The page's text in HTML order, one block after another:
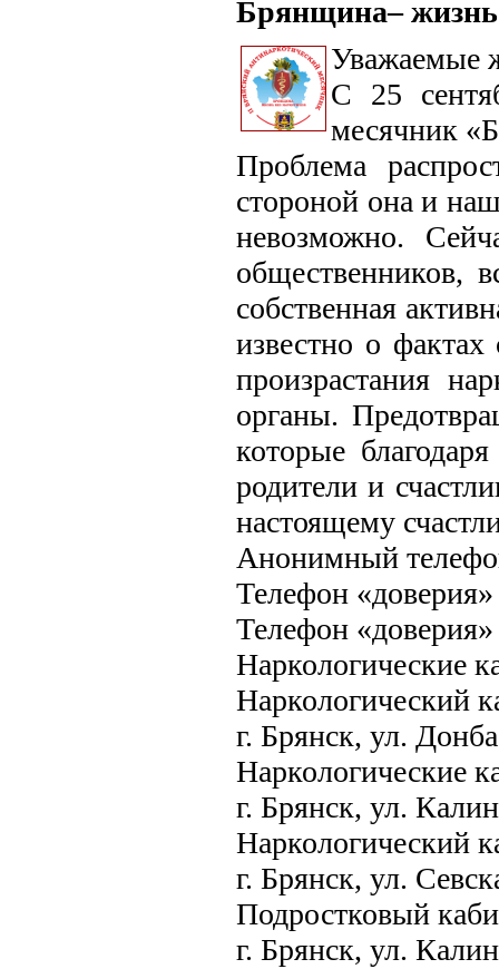
Брянщина– жизнь
Уважаемые
С 25
месячник
Проблема
стороной она и
невозможно.
общественников,
собственная
известно о фактах
произрастания
органы.
которые
родители и
настоящему
Анонимный
Телефон
Телефон
Наркологические
Наркологический
г. Брянск, ул.
Наркологические
г. Брянск, ул.
Наркологический
г. Брянск, ул.
Подростковый
г. Брянск, ул.